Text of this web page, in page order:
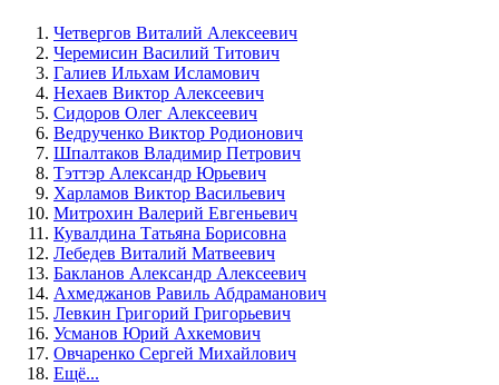
Четвергов Виталий Алексеевич
Черемисин Василий Титович
Галиев Ильхам Исламович
Нехаев Виктор Алексеевич
Сидоров Олег Алексеевич
Ведрученко Виктор Родионович
Шпалтаков Владимир Петрович
Тэттэр Александр Юрьевич
Харламов Виктор Васильевич
Митрохин Валерий Евгеньевич
Кувалдина Татьяна Борисовна
Лебедев Виталий Матвеевич
Бакланов Александр Алексеевич
Ахмеджанов Равиль Абдраманович
Левкин Григорий Григорьевич
Усманов Юрий Ахкемович
Овчаренко Сергей Михайлович
Ещё...